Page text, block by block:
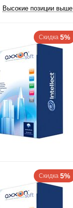
Высокие позиции выше
Скидка 5%
Скидка 5%